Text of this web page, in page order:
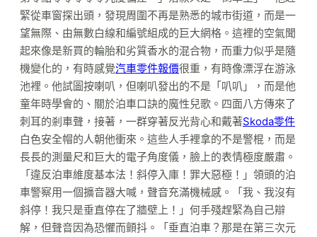
緊從車窗探出頭，發現周圍不再是熟悉的城市街道，而是一
望無際、由無數白線和編號組成的巨大網格。這裡的空氣聞
起來像是新買的輪胎和劣質香水的混合物，而重力似乎是隨
機變化的，有時感覺汽車零件報價很重，有時像漂浮在游泳
池裡。他試圖按喇叭，但喇叭發出的不是「叭叭」，而是他
童年時學會的、關於泊車口訣的魔性兒歌。四面八方傳來了
刺耳的剎車聲，接著，一群穿著反光背心和戴著Skoda零件
白色安全帽的人朝他衝來。這些人手裡拿的不是警棍，而是
長長的測量尺和巨大的電子角度儀，臉上的表情極度嚴肅。
「違反泊車維度基本法！斜停入庫！罪大惡極！」領頭的泊
車警察用一個擴音器大喊，聲音充滿機械感。「我、我沒有
斜停！我只是垂直停在了牆壁上！」何手殘趕緊為自己辯
解，但聲音因為恐懼而顫抖。「垂直泊車？那是在第三次元